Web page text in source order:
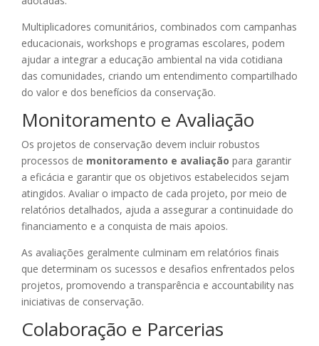
Multiplicadores comunitários, combinados com campanhas
educacionais, workshops e programas escolares, podem
ajudar a integrar a educação ambiental na vida cotidiana
das comunidades, criando um entendimento compartilhado
do valor e dos benefícios da conservação.
Monitoramento e Avaliação
Os projetos de conservação devem incluir robustos
processos de monitoramento e avaliação para garantir
a eficácia e garantir que os objetivos estabelecidos sejam
atingidos. Avaliar o impacto de cada projeto, por meio de
relatórios detalhados, ajuda a assegurar a continuidade do
financiamento e a conquista de mais apoios.
As avaliações geralmente culminam em relatórios finais
que determinam os sucessos e desafios enfrentados pelos
projetos, promovendo a transparência e accountability nas
iniciativas de conservação.
Colaboração e Parcerias